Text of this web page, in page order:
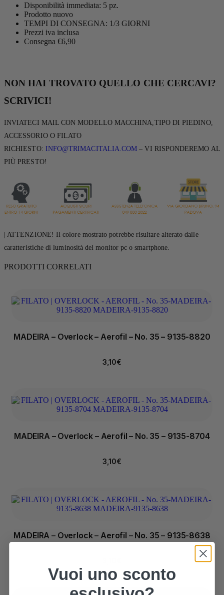
Disponibilità immediata: 5 pz.
Prodotto nuovo
TEMPI DI CONSEGNA: 1/3 GIORNI
Prezzi iva inclusa
Consegna €6,90
NON HAI TROVATO QUELLO CHE CERCAVI?
SCRIVICI!
INVIATECI MAIL CON MODELLO MACCHINA,TIPO DI PIEDINO,
ACCESSORIO O FILATO
RICHIESTO: INFO@TRIMACITALIA.COM – VI RISPONDEREMO AL
PIÙ PRESTO!
| ATTENZIONE! Il colore mostrato potrebbe risultare alterato dalle
caratteristiche di luminosità del monitor pc o smartphone.
PRODOTTI CORRELATI
MADEIRA – Overlock – Aerofil – No. 35 – 9135-8820
3,10€
MADEIRA – Overlock – Aerofil – No. 35 – 9135-8704
3,10€
MADEIRA – Overlock – Aerofil – No. 35 – 9135-8638
Vuoi uno sconto